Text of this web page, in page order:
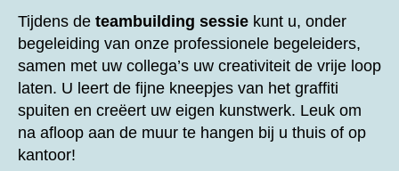
Tijdens de teambuilding sessie kunt u, onder
begeleiding van onze professionele begeleiders,
samen met uw collega’s uw creativiteit de vrije loop
laten. U leert de fijne kneepjes van het graffiti
spuiten en creëert uw eigen kunstwerk. Leuk om
na afloop aan de muur te hangen bij u thuis of op
kantoor!